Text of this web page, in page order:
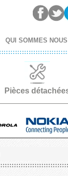
QUI SOMMES
Pièces